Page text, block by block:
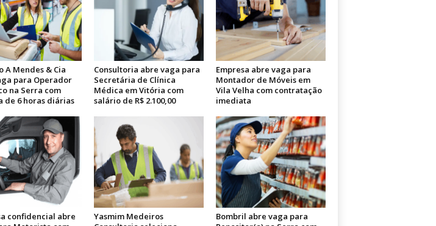
A Mendes & Cia
para Operador
na Serra com
de 6 horas diárias
Consultoria abre vaga para
Secretária de Clínica
Médica em Vitória com
salário de R$ 2.100,00
Empresa abre vaga para
Montador de Móveis em
Vila Velha com contratação
imediata
confidencial abre
Yasmim Medeiros
Bombril abre vaga para